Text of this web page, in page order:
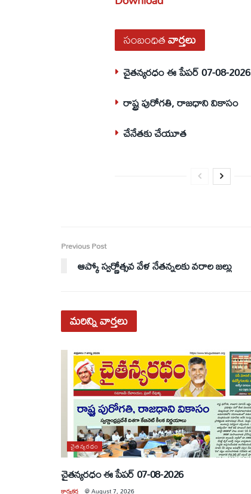
సంబంధితవార్తలు
చైతన్యరధం ఈ పేపర్ 07-08-2026
రాష్ట్ర పురోగతి, రాజధాని వికాసం
చేనేతకు చేయూత
Previous Post
ఆప్కో స్వర్ణోత్సవ వేళ నేతన్నలకు వరాల జల్లు
మరిన్నివార్తలు
చైతన్యరధం
చైతన్యరధం ఈ పేపర్ 07-08-2026
కార్యకర్త @August 7, 2026